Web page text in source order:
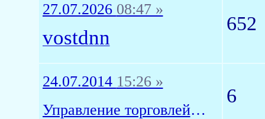
27.07.2026 08:47 »
vostdnn
652
24.07.2014 15:26 »
Управление торговлей 11
6